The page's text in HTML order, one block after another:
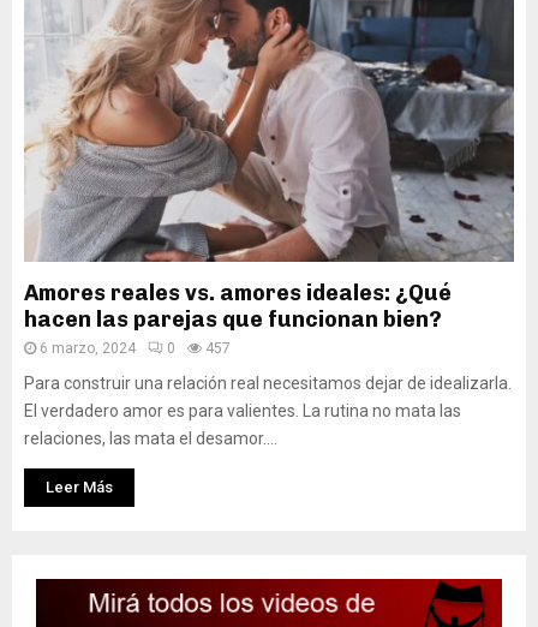
Amores reales vs. amores ideales: ¿Qué
hacen las parejas que funcionan bien?
6 marzo, 2024 0 457
Para construir una relación real necesitamos dejar de idealizarla.
El verdadero amor es para valientes. La rutina no mata las
relaciones, las mata el desamor....
Leer Más